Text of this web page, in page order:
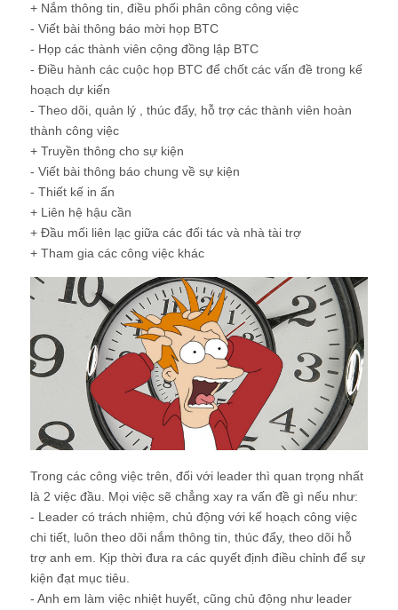
+ Nắm thông tin, điều phối phân công công việc
- Viết bài thông báo mời họp BTC
- Họp các thành viên cộng đồng lập BTC
- Điều hành các cuộc họp BTC để chốt các vấn đề trong kế
hoạch dự kiến
- Theo dõi, quản lý , thúc đẩy, hỗ trợ các thành viên hoàn
thành công việc
+ Truyền thông cho sự kiện
- Viết bài thông báo chung về sự kiện
- Thiết kế in ấn
+ Liên hệ hậu cần
+ Đầu mối liên lạc giữa các đối tác và nhà tài trợ
+ Tham gia các công việc khác
Trong các công việc trên, đối với leader thì quan trọng nhất
là 2 việc đầu. Mọi việc sẽ chẳng xay ra vấn đề gì nếu như:
- Leader có trách nhiệm, chủ động với kế hoạch công việc
chi tiết, luôn theo dõi nắm thông tin, thúc đẩy, theo dõi hỗ
trợ anh em. Kịp thời đưa ra các quyết định điều chỉnh để sự
kiện đạt mục tiêu.
- Anh em làm việc nhiệt huyết, cũng chủ động như leader